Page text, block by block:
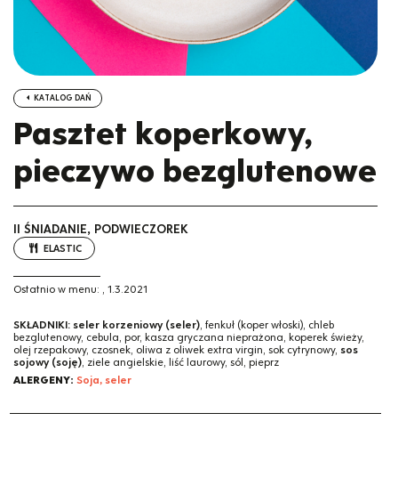
KATALOG DAŃ
Pasztet koperkowy,
pieczywo bezglutenowe
II ŚNIADANIE, PODWIECZOREK
ELASTIC
Ostatnio w menu: , 1.3.2021
SKŁADNIKI: seler korzeniowy (seler), fenkuł (koper włoski), chleb
bezglutenowy, cebula, por, kasza gryczana nieprażona, koperek świeży,
olej rzepakowy, czosnek, oliwa z oliwek extra virgin, sok cytrynowy, sos
sojowy (soję), ziele angielskie, liść laurowy, sól, pieprz
ALERGENY: Soja, seler